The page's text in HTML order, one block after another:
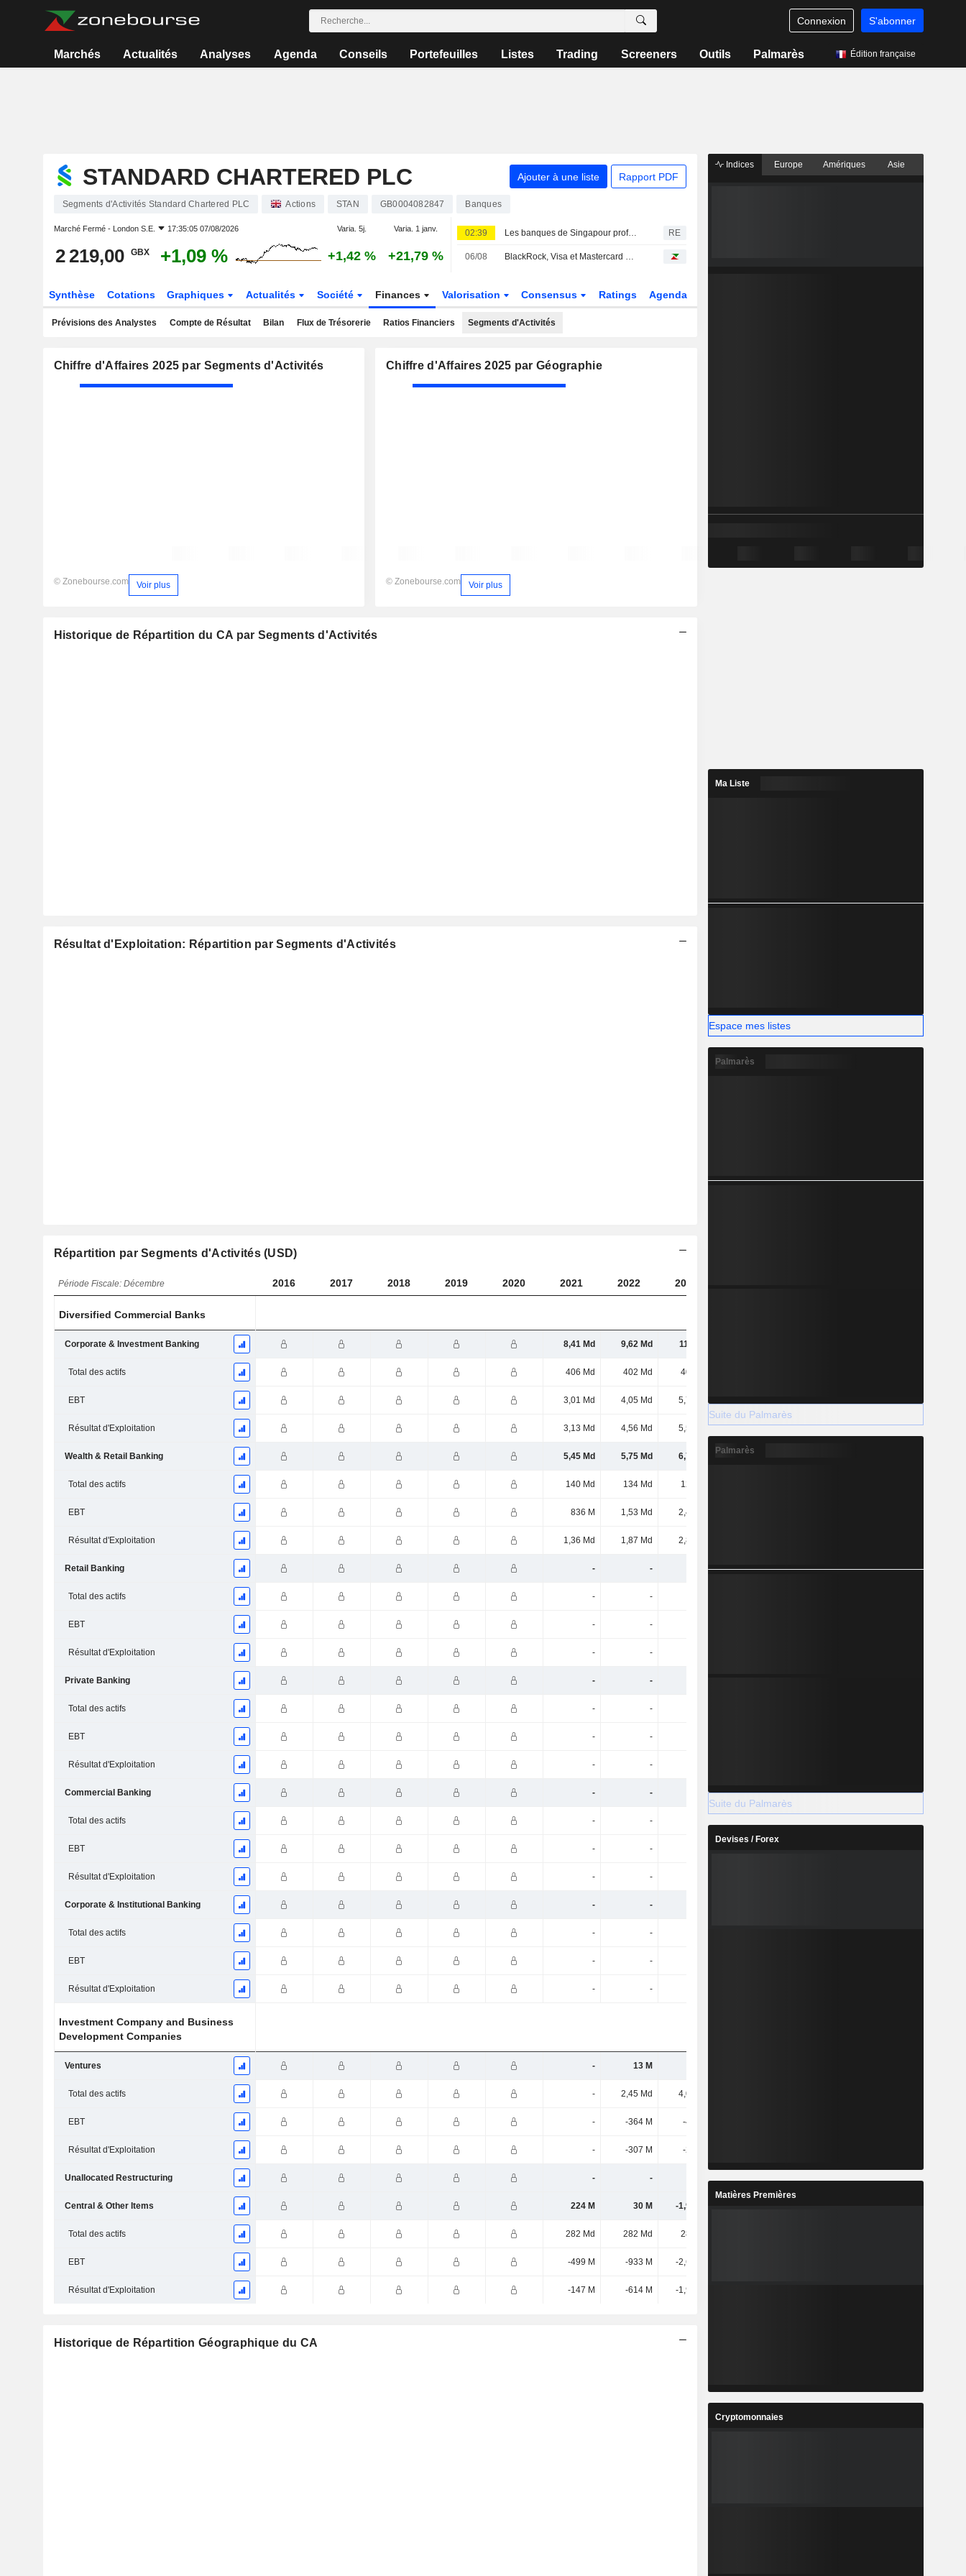
Connexion S'abonner
Marchés Actualités Analyses Agenda Conseils Portefeuilles Listes Trading Screeners Outils Palmarès Édition française
STANDARD CHARTERED PLC Ajouter à une liste Rapport PDF
Segments d'Activités Standard Chartered PLC Actions STAN GB0004082847 Banques
Marché Fermé - London S.E. 17:35:05 07/08/2026 Varia. 5j. Varia. 1 janv.
2 219,00 GBX +1,09 % +1,42 % +21,79 %
02:39 Les banques de Singapour profitent de l'essor de la gestion de fortune en Asie pour contrer les vents contraires sur les taux RE
06/08 BlackRock, Visa et Mastercard valident la nouvelle blockchain de Circle
Synthèse Cotations Graphiques Actualités Société Finances Valorisation Consensus Ratings Agenda
Prévisions des Analystes Compte de Résultat Bilan Flux de Trésorerie Ratios Financiers Segments d'Activités
Chiffre d'Affaires 2025 par Segments d'Activités
© Zonebourse.com Voir plus
Chiffre d'Affaires 2025 par Géographie
© Zonebourse.com Voir plus
Historique de Répartition du CA par Segments d'Activités
Résultat d'Exploitation: Répartition par Segments d'Activités
Répartition par Segments d'Activités (USD)
Période Fiscale: Décembre 2016 2017 2018 2019 2020 2021 2022 2023
Diversified Commercial Banks
Corporate & Investment Banking 8,41 Md 9,62 Md 11,1 Md
Total des actifs 406 Md 402 Md 403 Md
EBT 3,01 Md 4,05 Md 5,75 Md
Résultat d'Exploitation 3,13 Md 4,56 Md 5,59 Md 5,78 Md 5,88 Md
Wealth & Retail Banking 5,45 Md 5,75 Md 6,75 Md 7,17 Md
Total des actifs 140 Md 134 Md 129 Md
EBT 836 M 1,53 Md 2,43 Md
Résultat d'Exploitation 1,36 Md 1,87 Md 2,84 Md
Retail Banking - - - - -
Total des actifs - -
EBT - -
Résultat d'Exploitation - -
Private Banking - -
Total des actifs - -
EBT - -
Résultat d'Exploitation - -
Commercial Banking - - - - -
Total des actifs - -
EBT - -
Résultat d'Exploitation - -
Corporate & Institutional Banking - -
Total des actifs - -
EBT - -
Résultat d'Exploitation - -
Investment Company and Business
Development Companies
Ventures - 13 M
Total des actifs - 2,45 Md 4,01 Md
EBT - -364 M -412 M
Résultat d'Exploitation - -307 M -273 M
Unallocated Restructuring - -
Central & Other Items 224 M 30 M -1,92 Md
Total des actifs 282 Md 282 Md 287 Md
EBT -499 M -933 M -2,67 Md
Résultat d'Exploitation -147 M -614 M -1,92 Md
Historique de Répartition Géographique du CA
Indices Europe Amériques Asie
Ma Liste
Espace mes listes
Palmarès
Suite du Palmarès
Palmarès
Suite du Palmarès
Devises / Forex
Matières Premières
Cryptomonnaies